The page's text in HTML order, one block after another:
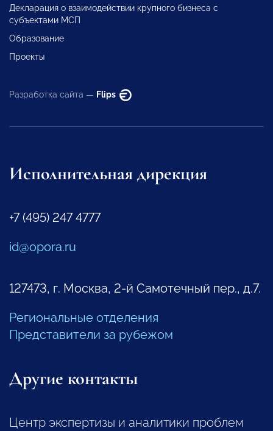
Декларация о взаимодействии крупного бизнеса с
субъектами МСП
Образование
Проекты
Разработка сайта — Flips
Исполнительная дирекция
+7 (495) 247 4777
id@opora.ru
127473, г. Москва, 2-й Самотечный пер., д.7.
Региональные отделения
Представители за рубежом
Другие контакты
Центр экспертизы и аналитики проблем